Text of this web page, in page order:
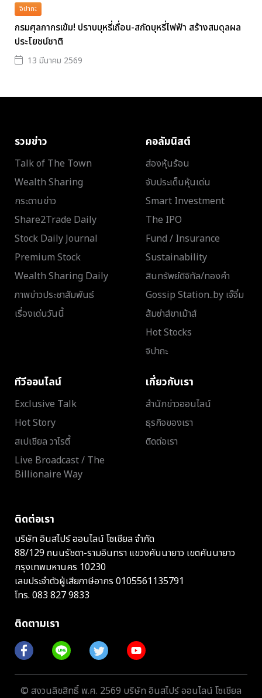
จิปาถะ
กรมศุลกากรเข้ม! ปราบบุหรี่เถื่อน-สกัดบุหรี่ไฟฟ้า สร้างสมดุลผล
ประโยชน์ชาติ
13 มีนาคม 2569
รวมข่าว
Talk of The Town
Wealth Sharing
กระดานข่าว
Share2Trade Daily
Stock Daily Journal
Premium Stock
Wealth Sharing Daily
ภาพข่าวประชาสัมพันธ์
เรื่องเด่นวันนี้
คอลัมนิสต์
ส่องหุ้นร้อน
จับประเด็นหุ้นเด่น
Smart Investment
The IPO
Fund / Insurance
Sustainability
สินทรัพย์ดิจิทัล/ทองคำ
Gossip Station..by เจ๊จิ๋ม
ส้มซ่าส์ขาเม้าส์
Hot Stocks
จิปาถะ
ทีวีออนไลน์
Exclusive Talk
Hot Story
สเปเชียล วาไรตี้
Live Broadcast / The
Billionaire Way
เกี่ยวกับเรา
สำนักข่าวออนไลน์
ธุรกิจของเรา
ติดต่อเรา
ติดต่อเรา
บริษัท อินสไปร์ ออนไลน์ โซเชียล จำกัด
88/129 ถนนรัชดา-รามอินทรา แขวงคันนายาว เขตคันนายาว
กรุงเทพมหานคร 10230
เลขประจำตัวผู้เสียภาษีอากร 0105561135791
โทร. 083 827 9833
ติดตามเรา
© สงวนลิขสิทธิ์ พ.ศ. 2569 บริษัท อินสไปร์ ออนไลน์ โซเชียล